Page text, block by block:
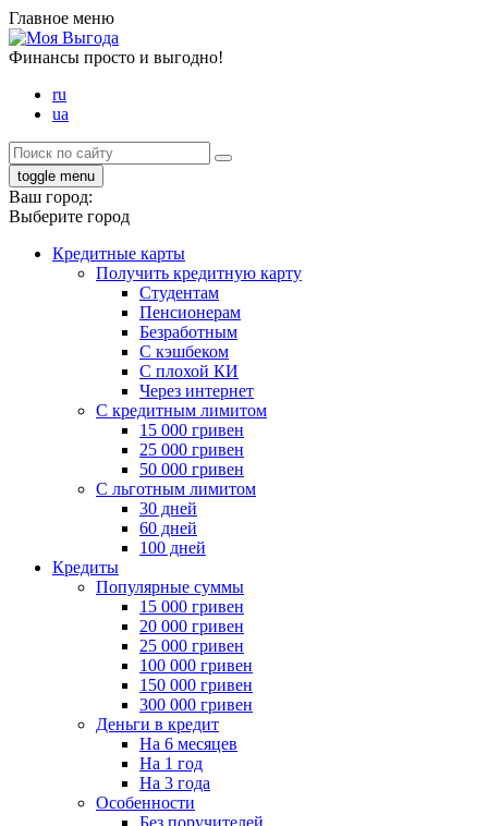
Главное меню
Финансы просто и выгодно!
ru
ua
toggle menu
Ваш город:
Выберите город
Кредитные карты
Получить кредитную карту
Студентам
Пенсионерам
Безработным
С кэшбеком
С плохой КИ
Через интернет
С кредитным лимитом
15 000 гривен
25 000 гривен
50 000 гривен
С льготным лимитом
30 дней
60 дней
100 дней
Кредиты
Популярные суммы
15 000 гривен
20 000 гривен
25 000 гривен
100 000 гривен
150 000 гривен
300 000 гривен
Деньги в кредит
На 6 месяцев
На 1 год
На 3 года
Особенности
Без поручителей